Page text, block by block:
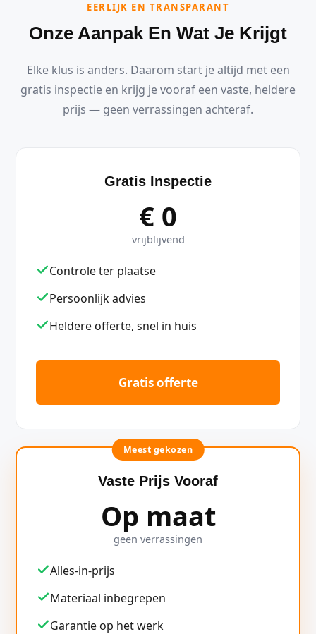
EERLIJK EN TRANSPARANT
Onze Aanpak En Wat Je Krijgt
Elke klus is anders. Daarom start je altijd met een
gratis inspectie en krijg je vooraf een vaste, heldere
prijs — geen verrassingen achteraf.
Gratis Inspectie
€ 0
vrijblijvend
Controle ter plaatse
Persoonlijk advies
Heldere offerte, snel in huis
Gratis offerte
Meest gekozen
Vaste Prijs Vooraf
Op maat
geen verrassingen
Alles-in-prijs
Materiaal inbegrepen
Garantie op het werk